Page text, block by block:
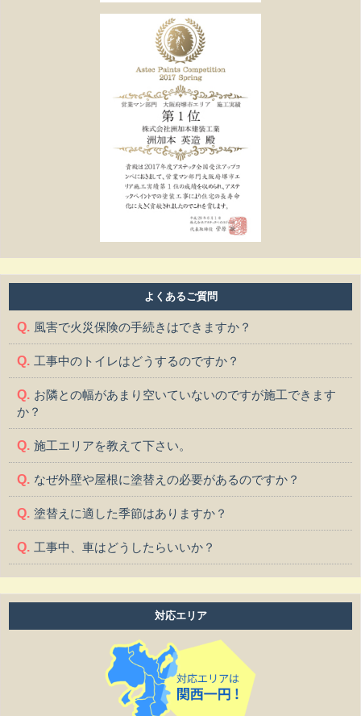
よくあるご質問
風害で火災保険の手続きはできますか？
工事中のトイレはどうするのですか？
お隣との幅があまり空いていないのですが施工できます
か？
施工エリアを教えて下さい。
なぜ外壁や屋根に塗替えの必要があるのですか？
塗替えに適した季節はありますか？
工事中、車はどうしたらいいか？
工事中、気になる事や相談などがある場合はどうすれば
よいですか？
工事中は留守をしても大丈夫ですか？
施工後の保証はどうなっていますか？
作業時間は何時から何時までですか？
対応エリア